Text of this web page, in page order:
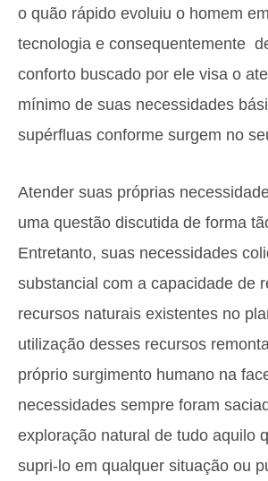
o quão rápido evoluiu o homem
tecnologia e consequentemente
conforto buscado por ele visa o
mínimo de suas necessidades
supérfluas conforme surgem no
Atender suas próprias
uma questão discutida de forma
Entretanto, suas necessidades
substancial com a capacidade de
recursos naturais existentes no
utilização desses recursos
próprio surgimento humano na
necessidades sempre foram
exploração natural de tudo aquilo
supri-lo em qualquer situação ou